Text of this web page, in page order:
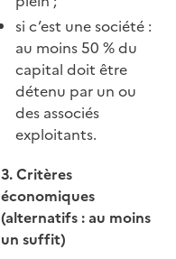
si c’est une société :
au moins 50 % du
capital doit être
détenu par un ou
des associés
exploitants.
3. Critères
économiques
(alternatifs : au moins
un suffit)